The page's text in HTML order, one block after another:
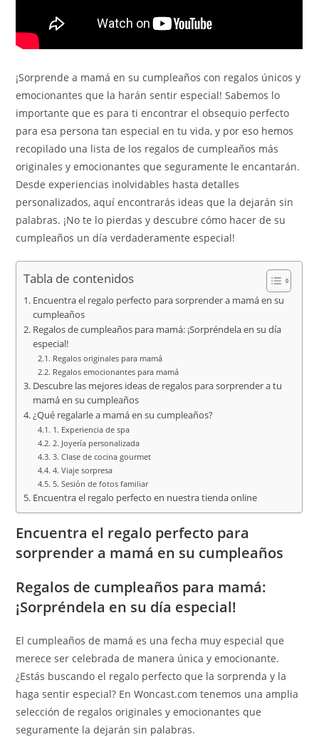
¡Sorprende a mamá en su cumpleaños con regalos únicos y
emocionantes que la harán sentir especial! Sabemos lo
importante que es para ti encontrar el obsequio perfecto
para esa persona tan especial en tu vida, y por eso hemos
recopilado una lista de los regalos de cumpleaños más
originales y emocionantes que seguramente le encantarán.
Desde experiencias inolvidables hasta detalles
personalizados, aquí encontrarás ideas que la dejarán sin
palabras. ¡No te lo pierdas y descubre cómo hacer de su
cumpleaños un día verdaderamente especial!
Tabla de contenidos
Encuentra el regalo perfecto para sorprender a mamá en su
cumpleaños
Regalos de cumpleaños para mamá: ¡Sorpréndela en su día
especial!
Regalos originales para mamá
Regalos emocionantes para mamá
Descubre las mejores ideas de regalos para sorprender a tu
mamá en su cumpleaños
¿Qué regalarle a mamá en su cumpleaños?
1. Experiencia de spa
2. Joyería personalizada
3. Clase de cocina gourmet
4. Viaje sorpresa
5. Sesión de fotos familiar
Encuentra el regalo perfecto en nuestra tienda online
Encuentra el regalo perfecto para
sorprender a mamá en su cumpleaños
Regalos de cumpleaños para mamá:
¡Sorpréndela en su día especial!
El cumpleaños de mamá es una fecha muy especial que
merece ser celebrada de manera única y emocionante.
¿Estás buscando el regalo perfecto que la sorprenda y la
haga sentir especial? En Woncast.com tenemos una amplia
selección de regalos originales y emocionantes que
seguramente la dejarán sin palabras.